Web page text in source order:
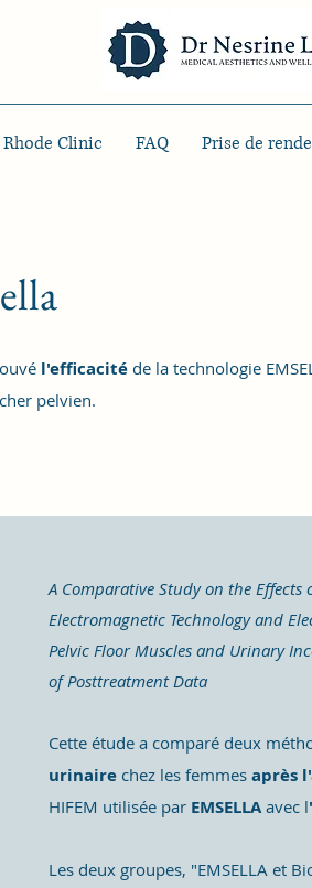
Clinic FAQ Prise de
l'efficacité de la technologie
pelvien.
A Comparative Study on the Effects
Electromagnetic Technology and
Pelvic Floor Muscles and Urinary
of Posttreatment Data
Cette étude a comparé deux
urinaire chez les femmes après
HIFEM utilisée par EMSELLAavec l
Les deux groupes, "EMSELLA et